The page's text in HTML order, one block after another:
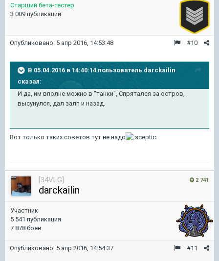
Старший бета-тестер
3 009 публикаций
#10
Опубликовано: 5 апр 2016, 14:53:48
В 05.04.2016 в 14:40:14 пользователь darckailin
сказал:
И да, им вполне можно в "танки", Спрятался за остров,
высунулся, дал залп и назад.
Вот только таких советов тут не надо
2 741
[34VLG]
darckailin
Участник
5 541 публикация
7 878 боёв
#11
Опубликовано: 5 апр 2016, 14:54:37